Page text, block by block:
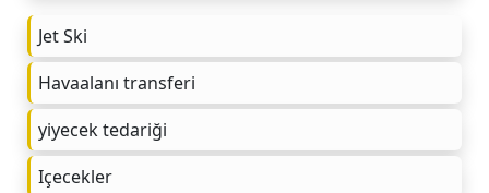
Jet Ski
Havaalanı transferi
yiyecek tedariği
Içecekler